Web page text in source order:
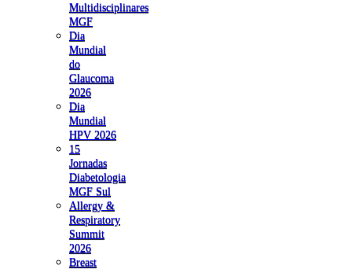
Multidisciplinares
MGF
Dia
Mundial
do
Glaucoma
2026
Dia
Mundial
HPV 2026
15
Jornadas
Diabetologia
MGF Sul
Allergy &
Respiratory
Summit
2026
Breast